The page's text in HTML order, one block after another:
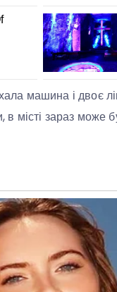
машина і двоє
місті зараз може